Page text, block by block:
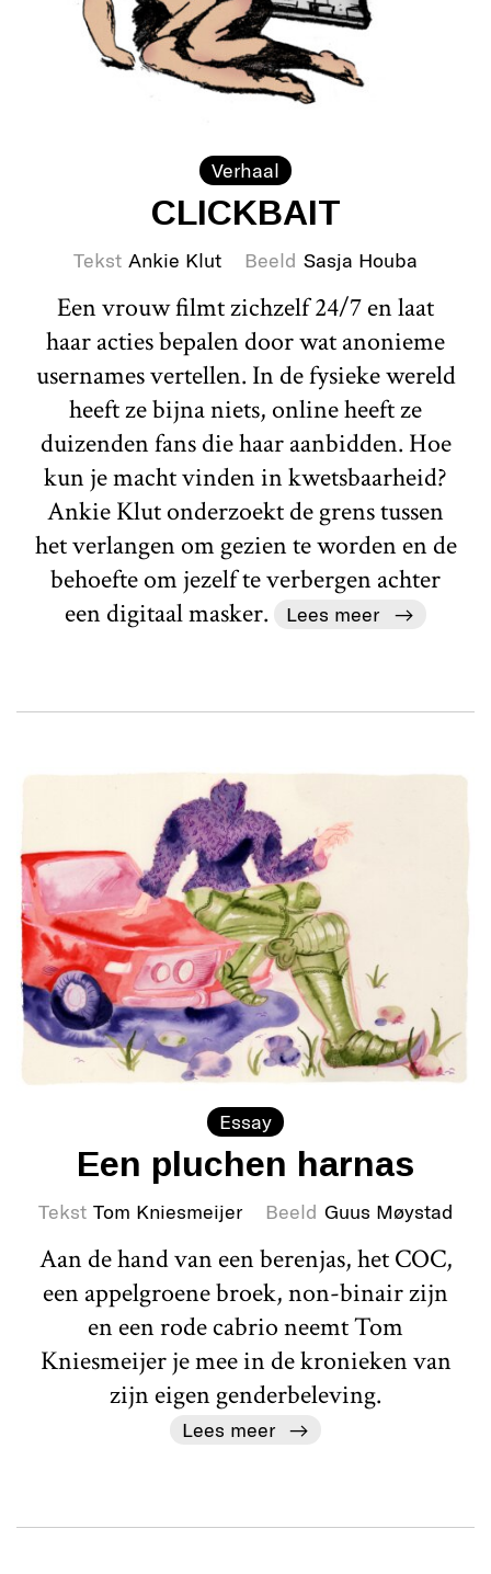
Verhaal
CLICKBAIT
Tekst Ankie Klut Beeld Sasja Houba
Een vrouw filmt zichzelf 24/7 en laat
haar acties bepalen door wat anonieme
usernames vertellen. In de fysieke wereld
heeft ze bijna niets, online heeft ze
duizenden fans die haar aanbidden. Hoe
kun je macht vinden in kwetsbaarheid?
Ankie Klut onderzoekt de grens tussen
het verlangen om gezien te worden en de
behoefte om jezelf te verbergen achter
een digitaal masker.
Lees meer
Essay
Een pluchen harnas
Tekst Tom Kniesmeijer Beeld Guus Møystad
Aan de hand van een berenjas, het COC,
een appelgroene broek, non-binair zijn
en een rode cabrio neemt Tom
Kniesmeijer je mee in de kronieken van
zijn eigen genderbeleving.
Lees meer